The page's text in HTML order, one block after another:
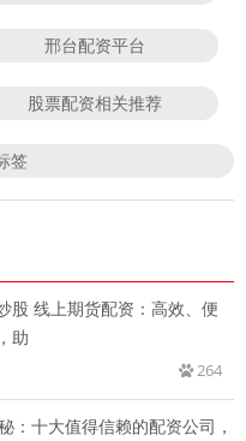
邢台配资平台
股票配资相关推荐
签
股 线上期货配资：高效、便
助
264
：十大值得信赖的配资公司，